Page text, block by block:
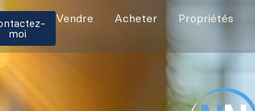
moi
Vendre Acheter Propriétés